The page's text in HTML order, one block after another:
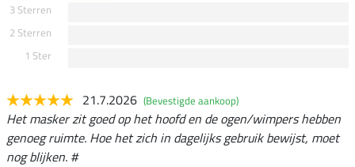
3 Sterren
2 Sterren
1 Ster
21.7.2026 (Bevestigde aankoop)
Het masker zit goed op het hoofd en de ogen/wimpers hebben
genoeg ruimte. Hoe het zich in dagelijks gebruik bewijst, moet
nog blijken. #